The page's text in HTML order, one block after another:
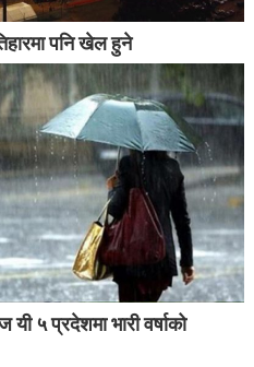
पनि खेल हुने
५ प्रदेशमा भारी वर्षाको